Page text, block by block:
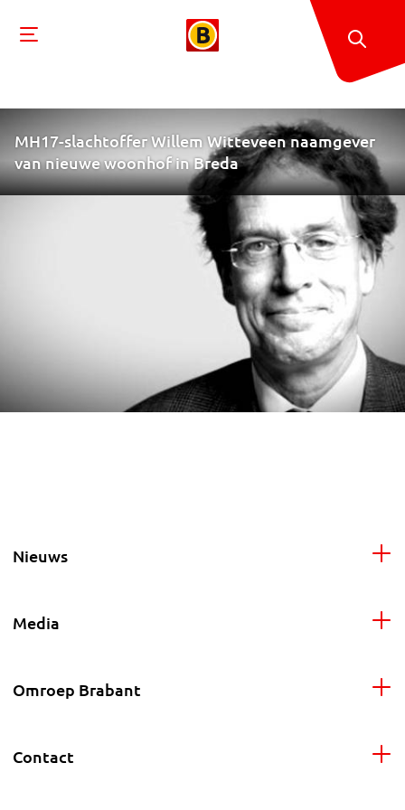
MH17-slachtoffer Willem Witteveen naamgever
van nieuwe woonhof in Breda
Nieuws
Media
Omroep Brabant
Contact